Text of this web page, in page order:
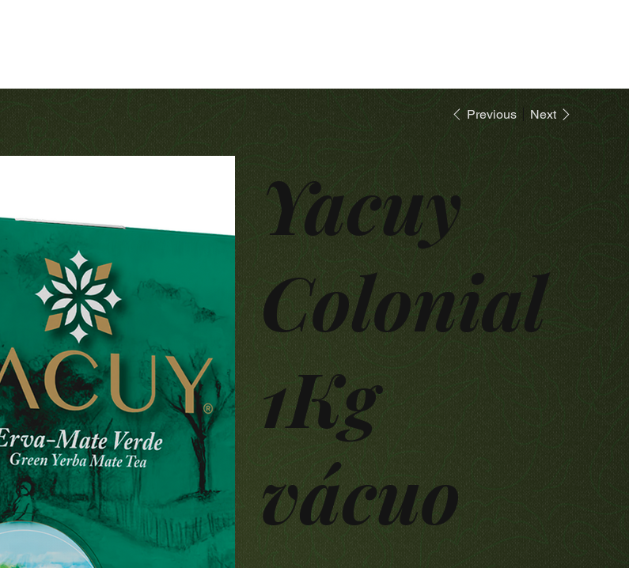
Previous Next
Yacuy
Colonial
1Kg
vácuo